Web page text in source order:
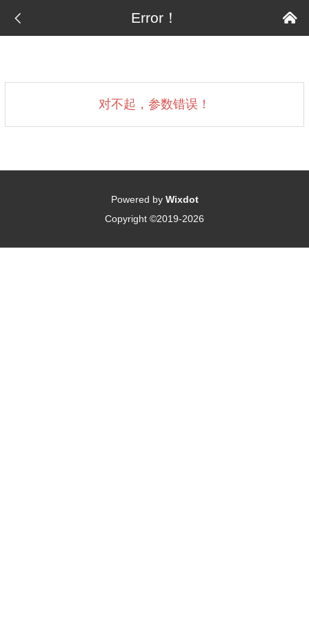
 
Error！
对不起，参数错误！
Powered by Wixdot
Copyright ©2019-2026